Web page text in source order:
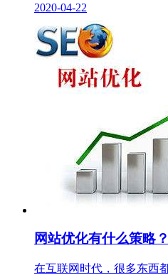
2020-04-22
网站优化有什么策略？
在互联网时代，很多东西